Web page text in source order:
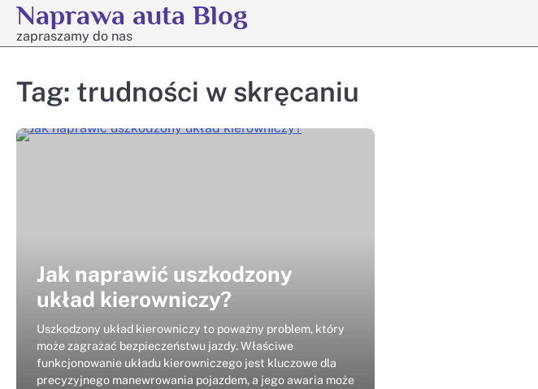
Skip
content
Naprawa auta Blog
zapraszamy do nas
Tag: trudności w skręcaniu
Jak naprawić uszkodzony
układ kierowniczy?
Uszkodzony układ kierowniczy to poważny problem, który
może zagrażać bezpieczeństwu jazdy. Właściwe
funkcjonowanie układu kierowniczego jest kluczowe dla
precyzyjnego manewrowania pojazdem, a jego awaria może